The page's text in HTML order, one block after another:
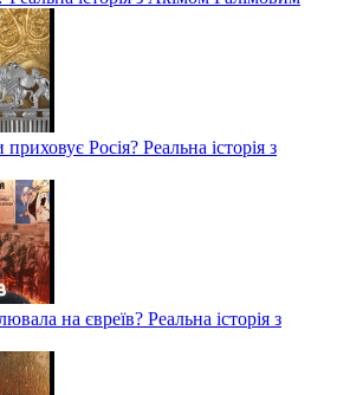
приховує Росія? Реальна історія з
на євреїв? Реальна історія з